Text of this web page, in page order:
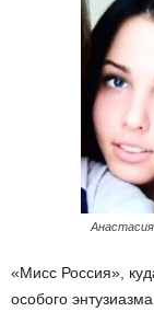
«Мисс Россия»,
особого